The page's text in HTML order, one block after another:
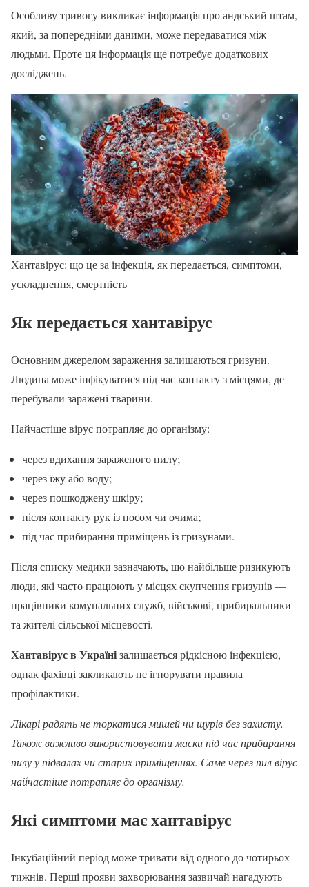
Особливу тривогу викликає інформація про андський штам,
який, за попередніми даними, може передаватися між
людьми. Проте ця інформація ще потребує додаткових
досліджень.
Хантавірус: що це за інфекція, як передається, симптоми,
ускладнення, смертність
Як передається хантавірус
Основним джерелом зараження залишаються гризуни.
Людина може інфікуватися під час контакту з місцями, де
перебували заражені тварини.
Найчастіше вірус потрапляє до організму:
через вдихання зараженого пилу;
через їжу або воду;
через пошкоджену шкіру;
після контакту рук із носом чи очима;
під час прибирання приміщень із гризунами.
Після списку медики зазначають, що найбільше ризикують
люди, які часто працюють у місцях скупчення гризунів —
працівники комунальних служб, військові, прибиральники
та жителі сільської місцевості.
Хантавірус в Українізалишається рідкісною інфекцією,
однак фахівці закликають не ігнорувати правила
профілактики.
Лікарі радять не торкатися мишей чи щурів без захисту.
Також важливо використовувати маски під час прибирання
пилу у підвалах чи старих приміщеннях. Саме через пил вірус
найчастіше потрапляє до організму.
Які симптоми має хантавірус
Інкубаційний період може тривати від одного до чотирьох
тижнів. Перші прояви захворювання зазвичай нагадують